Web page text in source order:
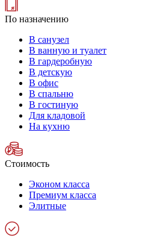
По назначению
В санузел
В ванную и туалет
В гардеробную
В детскую
В офис
В спальню
В гостиную
Для кладовой
На кухню
Стоимость
Эконом класса
Премиум класса
Элитные